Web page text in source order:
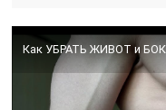
Как УБРАТЬ ЖИВОТ и